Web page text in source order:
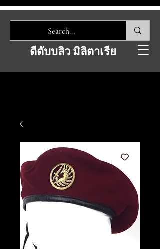
ดีดับบลิว มิลิตาเรีย